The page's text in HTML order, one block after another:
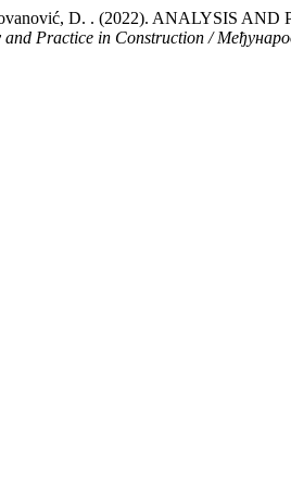
D. . (2022). ANALYSIS
Practice in Construction /